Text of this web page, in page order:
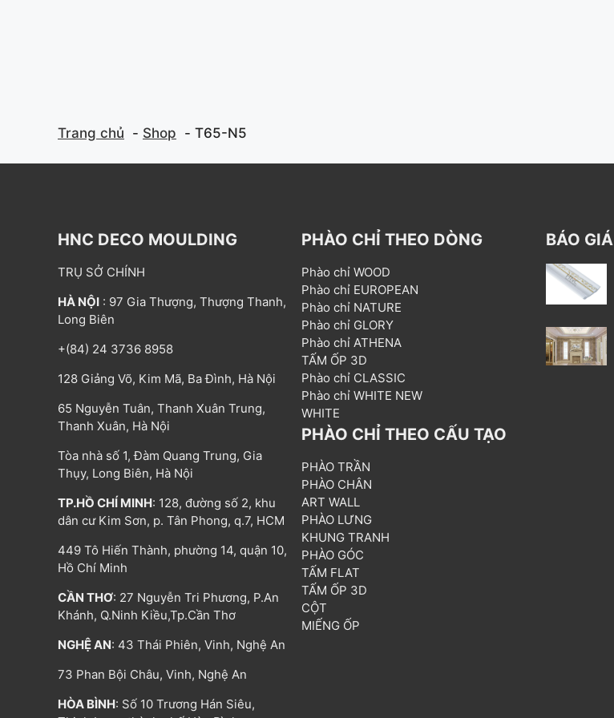
Trang chủ Shop T65-N5
HNC DECO MOULDING
TRỤ SỞ CHÍNH
HÀ NỘI : 97 Gia Thượng, Thượng Thanh,
Long Biên
+(84) 24 3736 8958
128 Giảng Võ, Kim Mã, Ba Đình, Hà Nội
65 Nguyễn Tuân, Thanh Xuân Trung,
Thanh Xuân, Hà Nội
Tòa nhà số 1, Đàm Quang Trung, Gia
Thụy, Long Biên, Hà Nội
TP.HỒ CHÍ MINH: 128, đường số 2, khu
dân cư Kim Sơn, p. Tân Phong, q.7, HCM
449 Tô Hiến Thành, phường 14, quận 10,
Hồ Chí Minh
CẦN THƠ: 27 Nguyễn Tri Phương, P.An
Khánh, Q.Ninh Kiều,Tp.Cần Thơ
NGHỆ AN: 43 Thái Phiên, Vinh, Nghệ An
73 Phan Bội Châu, Vinh, Nghệ An
HÒA BÌNH: Số 10 Trương Hán Siêu,
PHÀO CHỈ THEO DÒNG
Phào chỉ WOOD
Phào chỉ EUROPEAN
Phào chỉ NATURE
Phào chỉ GLORY
Phào chỉ ATHENA
TẤM ỐP 3D
Phào chỉ CLASSIC
Phào chỉ WHITE NEW
WHITE
PHÀO CHỈ THEO CẤU TẠO
PHÀO TRẦN
PHÀO CHÂN
ART WALL
PHÀO LƯNG
KHUNG TRANH
PHÀO GÓC
TẤM FLAT
TẤM ỐP 3D
CỘT
MIẾNG ỐP
BÁO GIÁ